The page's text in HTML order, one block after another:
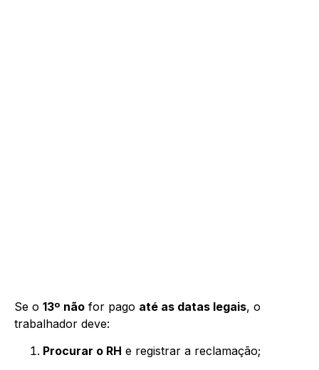
Se o 13º não for pago até as datas legais, o
trabalhador deve:
Procurar o RH e registrar a reclamação;